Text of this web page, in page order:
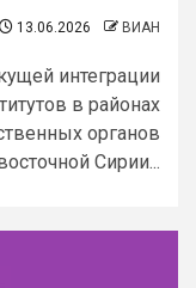
13.06.2026 ВИАН
интеграции
в районах
органов
Сирии...